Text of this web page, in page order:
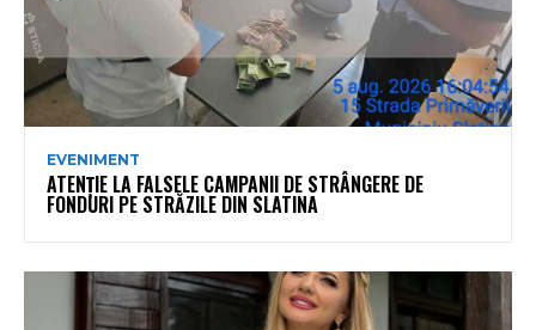
EVENIMENT
ATENȚIE LA FALSELE CAMPANII DE STRÂNGERE DE
FONDURI PE STRĂZILE DIN SLATINA